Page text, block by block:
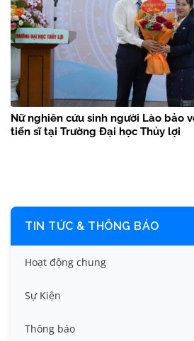
Nữ nghiên cứu sinh người Lào bảo
tiến sĩ tại Trường Đại học Thủy lợi
TIN TỨC & THÔNG BÁO
Hoạt động chung
Tin công tác sinh viên
Tin đào tạo
Sự Kiện
Thông báo